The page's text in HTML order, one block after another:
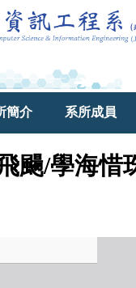
簡介 系所成員
颺/學海